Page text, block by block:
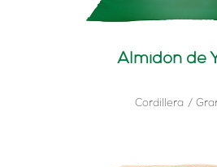
Almidón de
Cordillera